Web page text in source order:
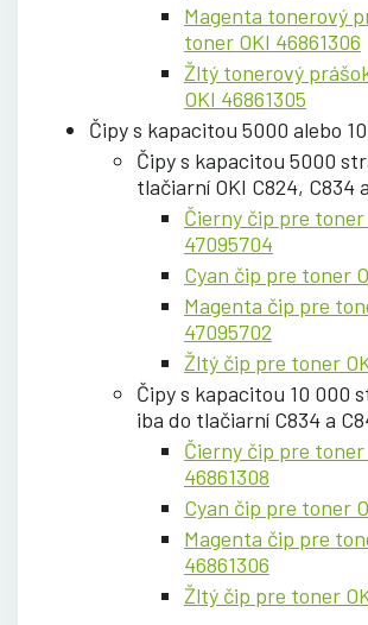
Magenta tonerový
toner OKI 46861306
Žltý tonerový
OKI 46861305
Čipy s kapacitou 5000 alebo
Čipy s kapacitou 5000
tlačiarní OKI C824, C834
Čierny čip pre toner
47095704
Cyan čip pre toner
Magenta čip pre
47095702
Žltý čip pre toner
Čipy s kapacitou 10 000
iba do tlačiarní C834 a
Čierny čip pre toner
46861308
Cyan čip pre toner
Magenta čip pre
46861306
Žltý čip pre toner